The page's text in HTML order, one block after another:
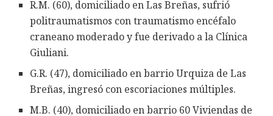
R.M. (60), domiciliado en Las Breñas, sufrió
politraumatismos con traumatismo encéfalo
craneano moderado y fue derivado a la Clínica
Giuliani.
G.R. (47), domiciliado en barrio Urquiza de Las
Breñas, ingresó con escoriaciones múltiples.
M.B. (40), domiciliado en barrio 60 Viviendas de